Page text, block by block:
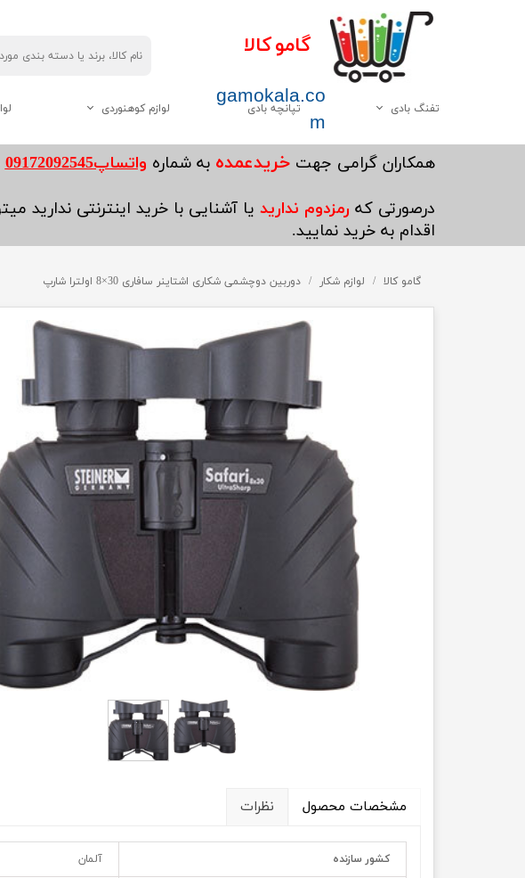
گامو کالا
gamokala.co
m
تفنگ بادی
همه موارد این دسته
وایرخ
تپانچه بادی لوازم کوهنوردی
چاقو تبر
کوله پشتی
کفش کوهنوردی
چادر
پکنیک و اجاق گاز کوهنوردی
عصا کوهنوردی
لوازم جانبی
​همکاران گرامی جهتخریدعمده به شماره واتساپ09172092545
درصورتی که رمزدوم ندارید یا آشنایی با خرید اینترنتی ندارید
اقدام به خرید نمایید.
گامو کالا لوازم شکار دوربین دوچشمی شکاری اشتاینر سافاری 30×8 اولترا شارپ
مشخصات محصول نظرات
کشور سازنده آلمان